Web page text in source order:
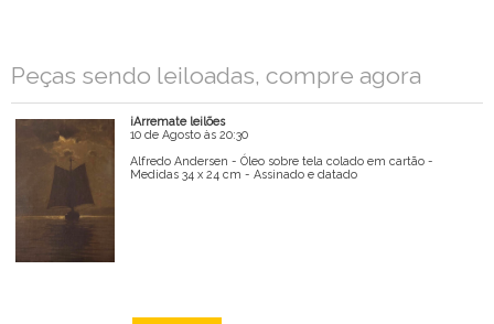
Mensagem
Peças sendo leiloadas, compre agora
iArremate leilões
10 de Agosto às 20:30
Alfredo Andersen - Óleo sobre tela colado em cartão -
Medidas 34 x 24 cm - Assinado e datado